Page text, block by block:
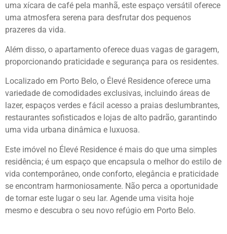
uma xícara de café pela manhã, este espaço versátil oferece
uma atmosfera serena para desfrutar dos pequenos
prazeres da vida.
Além disso, o apartamento oferece duas vagas de garagem,
proporcionando praticidade e segurança para os residentes.
Localizado em Porto Belo, o Élevé Residence oferece uma
variedade de comodidades exclusivas, incluindo áreas de
lazer, espaços verdes e fácil acesso a praias deslumbrantes,
restaurantes sofisticados e lojas de alto padrão, garantindo
uma vida urbana dinâmica e luxuosa.
Este imóvel no Élevé Residence é mais do que uma simples
residência; é um espaço que encapsula o melhor do estilo de
vida contemporâneo, onde conforto, elegância e praticidade
se encontram harmoniosamente. Não perca a oportunidade
de tornar este lugar o seu lar. Agende uma visita hoje
mesmo e descubra o seu novo refúgio em Porto Belo.